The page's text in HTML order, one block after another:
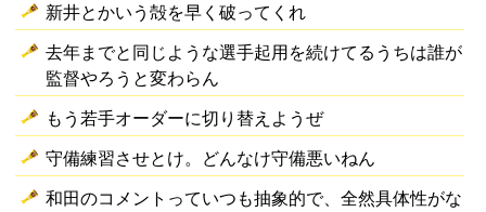
新井とかいう殻を早く破ってくれ
去年までと同じような選手起用を続けてるうちは誰が
監督やろうと変わらん
もう若手オーダーに切り替えようぜ
守備練習させとけ。どんなけ守備悪いねん
和田のコメントっていつも抽象的で、全然具体性がな